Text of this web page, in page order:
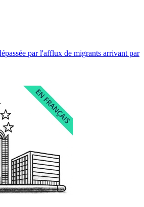
par l'afflux de migrants arrivant par